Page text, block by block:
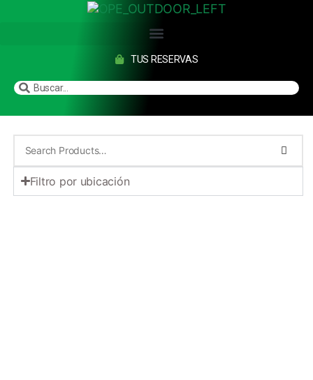
TUS RESERVAS
Filtro por ubicación